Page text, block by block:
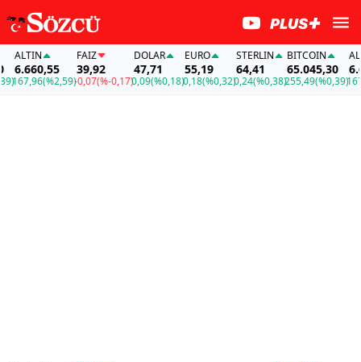
ALTIN
6.660,55
(%2,59)
FAİZ
39,92
-0,07(%-0,17)
DOLAR
47,71
0,09(%0,18)
EURO
55,19
0,18(%0,32)
STERLIN
64,41
0,24(%0,38)
BITCOIN
65.045,30
255,49(%0,39)
ALTIN